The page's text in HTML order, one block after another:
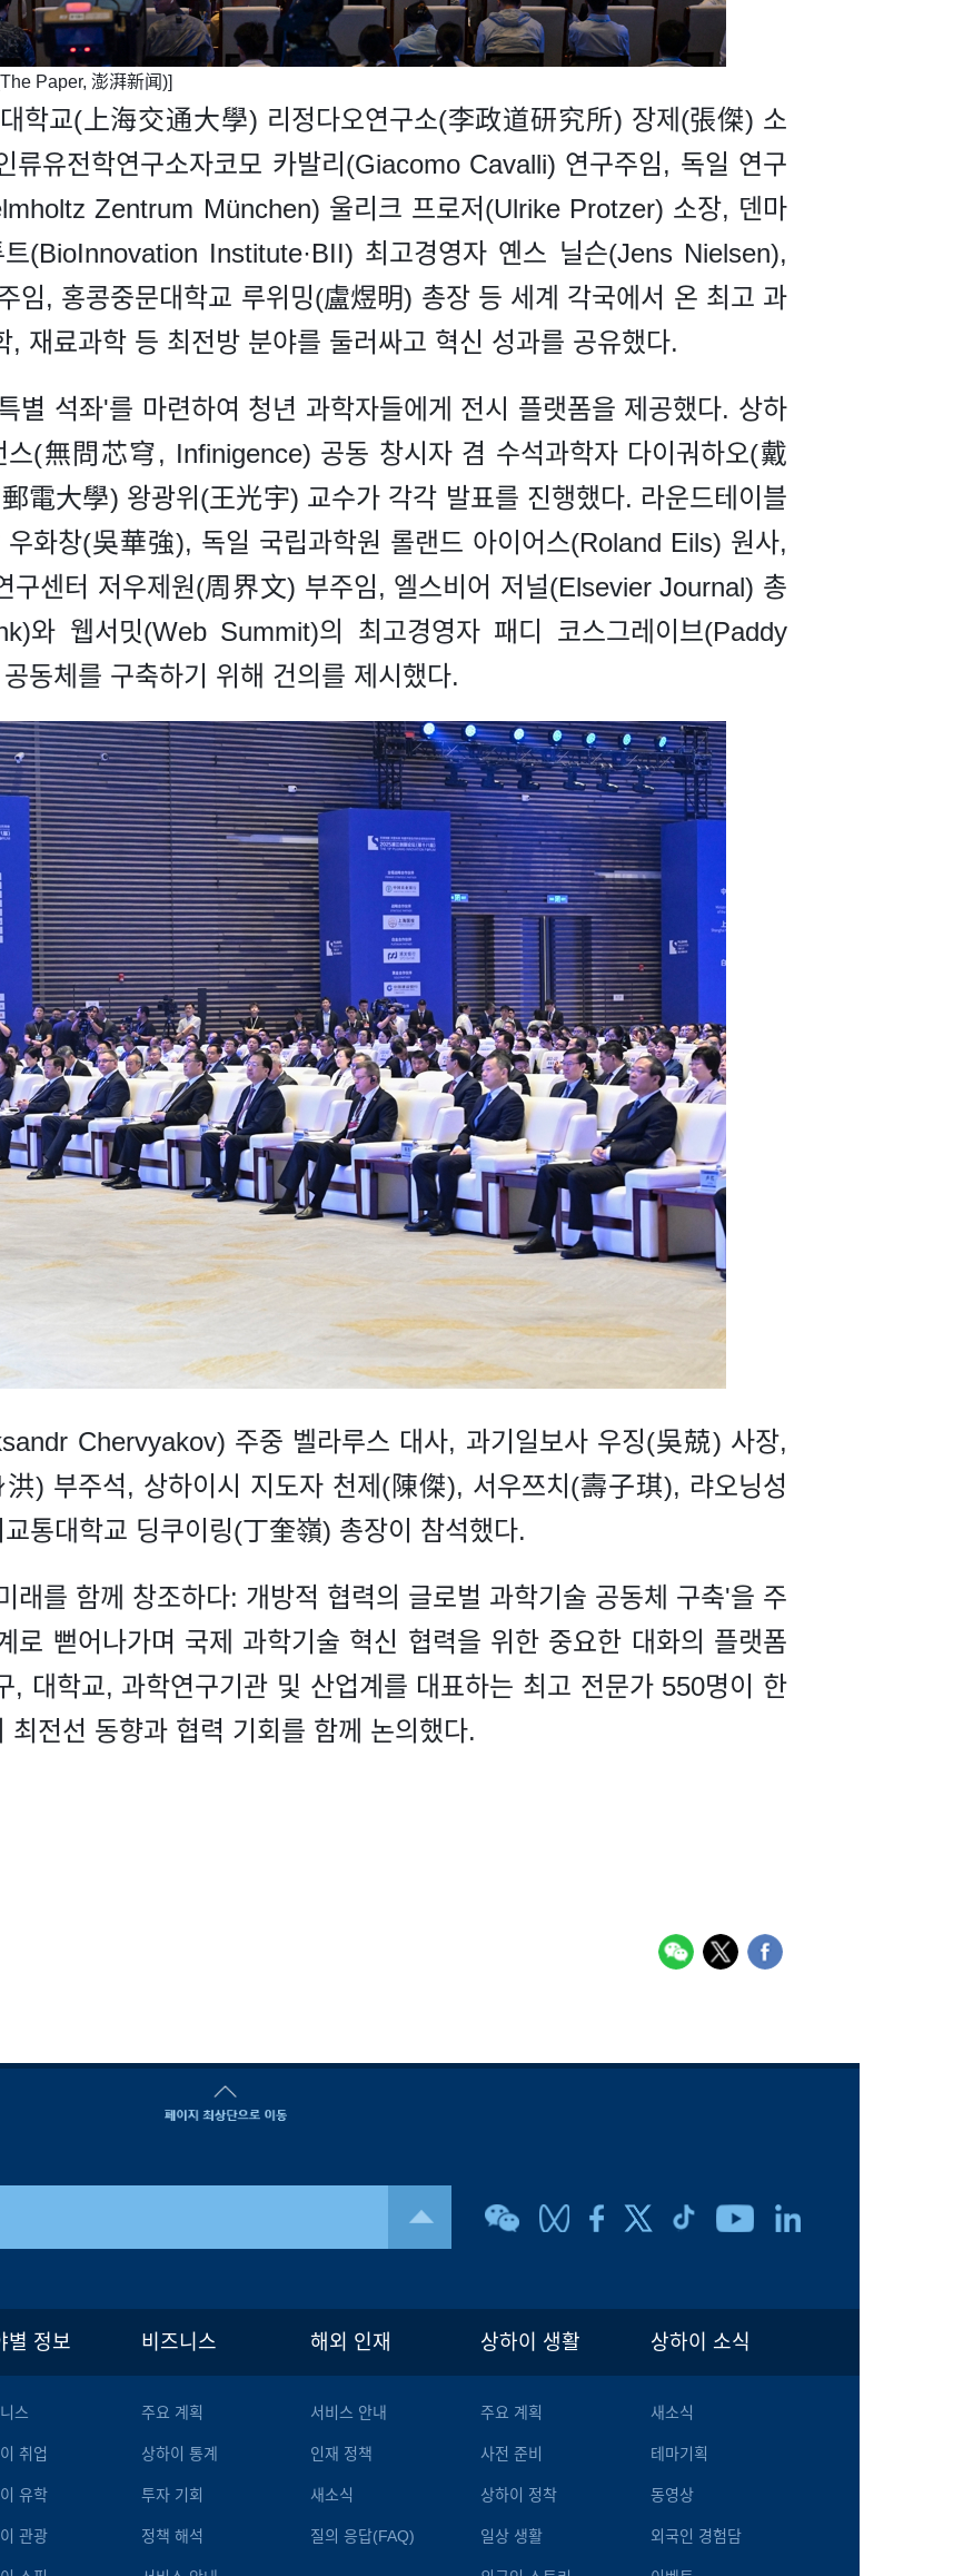
Paper, 澎湃新闻)]
대학교(上海交通大學) 리정다오연구소(李政道研究所) 장제(張傑) 소
류유전학연구소자코모 카발리(Giacomo Cavalli) 연구주임, 독일 연구
Zentrum München) 울리크 프로저(Ulrike Protzer) 소장, 덴마
트(BioInnovation Institute·BII) 최고경영자 옌스 닐슨(Jens Nielsen),
임, 홍콩중문대학교 루위밍(盧煜明) 총장 등 세계 각국에서 온 최고 과
, 재료과학 등 최전방 분야를 둘러싸고 혁신 성과를 공유했다.
별 석좌'를 마련하여 청년 과학자들에게 전시 플랫폼을 제공했다. 상하
스(無問芯穹, Infinigence) 공동 창시자 겸 수석과학자 다이궈하오(戴
電大學) 왕광위(王光宇) 교수가 각각 발표를 진행했다. 라운드테이블
우화창(吳華強), 독일 국립과학원 롤랜드 아이어스(Roland Eils) 원사,
구센터 저우제원(周界文) 부주임, 엘스비어 저널(Elsevier Journal) 총
와 웹서밋(Web Summit)의 최고경영자 패디 코스그레이브(Paddy
동체를 구축하기 위해 건의를 제시했다.
Chervyakov) 주중 벨라루스 대사, 과기일보사 우징(吳兢) 사장,
) 부주석, 상하이시 지도자 천제(陳傑), 서우쯔치(壽子琪), 랴오닝성
통대학교 딩쿠이링(丁奎嶺) 총장이 참석했다.
래를 함께 창조하다: 개방적 협력의 글로벌 과학기술 공동체 구축'을 주
로 뻗어나가며 국제 과학기술 혁신 협력을 위한 중요한 대화의 플랫폼
, 대학교, 과학연구기관 및 산업계를 대표하는 최고 전문가 550명이 한
전선 동향과 협력 기회를 함께 논의했다.
별 정보
스
취업
유학
관광
비즈니스
주요 계획
상하이 통계
투자 기회
정책 해석
해외 인재
서비스 안내
인재 정책
새소식
질의 응답(FAQ)
상하이 생활
주요 계획
사전 준비
상하이 정착
일상 생활
상하이 소식
새소식
테마기획
동영상
외국인 경험담